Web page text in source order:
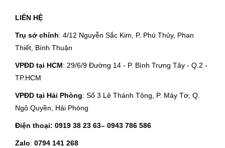
LIÊN HỆ
Trụ sở chính: 4/12 Nguyễn Sắc Kim, P. Phú Thủy, Phan
Thiết, Bình Thuận
VPĐD tại HCM: 29/6/9 Đường 14 - P. Bình Trưng Tây - Q.2 -
TP.HCM
VPĐD tại Hải Phòng: Số 3 Lê Thánh Tông, P. Máy Tơ, Q.
Ngô Quyền, Hải Phòng
Điện thoại: 0919 38 23 63– 0943 786 586
Zalo: 0794 141 268